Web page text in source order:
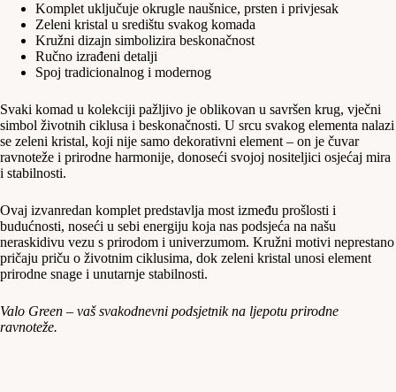
Komplet uključuje okrugle naušnice, prsten i privjesak
Zeleni kristal u središtu svakog komada
Kružni dizajn simbolizira beskonačnost
Ručno izrađeni detalji
Spoj tradicionalnog i modernog
Svaki komad u kolekciji pažljivo je oblikovan u savršen krug, vječni
simbol životnih ciklusa i beskonačnosti. U srcu svakog elementa nalazi
se zeleni kristal, koji nije samo dekorativni element – on je čuvar
ravnoteže i prirodne harmonije, donoseći svojoj nositeljici osjećaj mira
i stabilnosti.
Ovaj izvanredan komplet predstavlja most između prošlosti i
budućnosti, noseći u sebi energiju koja nas podsjeća na našu
neraskidivu vezu s prirodom i univerzumom. Kružni motivi neprestano
pričaju priču o životnim ciklusima, dok zeleni kristal unosi element
prirodne snage i unutarnje stabilnosti.
Valo Green – vaš svakodnevni podsjetnik na ljepotu prirodne
ravnoteže.